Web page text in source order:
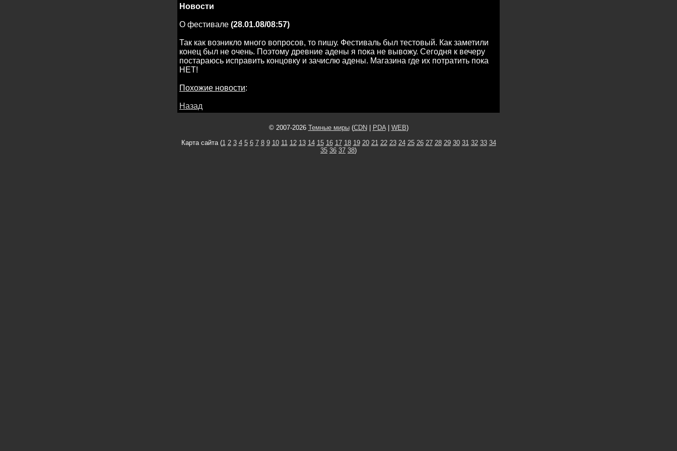
Новости
О фестивале (28.01.08/08:57)
Так как возникло много вопросов, то пишу. Фестиваль был тестовый. Как заметили
конец был не очень. Поэтому древние адены я пока не вывожу. Сегодня к вечеру
постараюсь исправить концовку и зачислю адены. Магазина где их потратить пока
НЕТ!
Похожие новости:
Назад
© 2007-2026 Темные миры(CDN PDA| WEB)
Карта сайта (1 2 3 4 5 6 7 8 9 10 11 12 13 14 15 16 17 18 19 20 21 22 23 24 25 26 27 28 29 30 31 32 33 34
35 36 37 38)